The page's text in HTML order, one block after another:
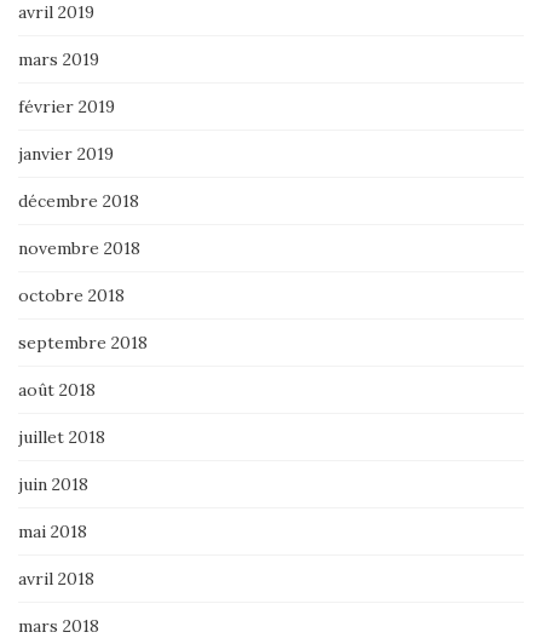
avril 2019
mars 2019
février 2019
janvier 2019
décembre 2018
novembre 2018
octobre 2018
septembre 2018
août 2018
juillet 2018
juin 2018
mai 2018
avril 2018
mars 2018